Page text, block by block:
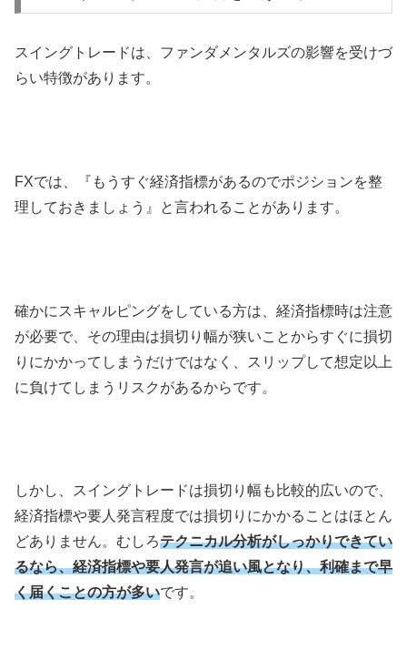
スイングトレードは、ファンダメンタルズの影響を受けづ
らい特徴があります。
FXでは、『もうすぐ経済指標があるのでポジションを整
理しておきましょう』と言われることがあります。
確かにスキャルピングをしている方は、経済指標時は注意
が必要で、その理由は損切り幅が狭いことからすぐに損切
りにかかってしまうだけではなく、スリップして想定以上
に負けてしまうリスクがあるからです。
しかし、スイングトレードは損切り幅も比較的広いので、
経済指標や要人発言程度では損切りにかかることはほとん
どありません。むしろテクニカル分析がしっかりできてい
るなら、経済指標や要人発言が追い風となり、利確まで早
く届くことの方が多いです。